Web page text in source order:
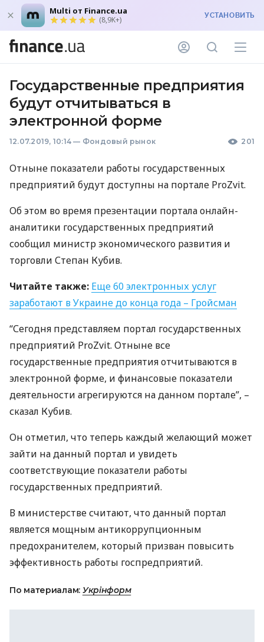
Multi от Finance.ua
(8,9K+) УСТАНОВИТЬ
Государственные предприятия
будут отчитываться в
электронной форме
12.07.2019, 10:14 — Фондовый рынок 201
Отныне показатели работы государственных
предприятий будут доступны на портале ProZvit.
Об этом во время презентации портала онлайн-
аналитики государственных предприятий
сообщил министр экономического развития и
торговли Степан Кубив.
Читайте также: Еще 60 электронных услуг
заработают в Украине до конца года – Гройсман
“Сегодня представляем портал государственных
предприятий ProZvit. Отныне все
государственные предприятия отчитываются в
электронной форме, и финансовые показатели
деятельности агрегируются на данном портале”, –
сказал Кубив.
Он отметил, что теперь каждый желающий может
зайти на данный портал и увидеть
соответствующие показатели работы
государственных предприятий.
В министерстве считают, что данный портал
является мощным антикоррупционным
предохранителем, который призван повысить
эффективность работы госпредприятий.
По материалам: Укрінформ